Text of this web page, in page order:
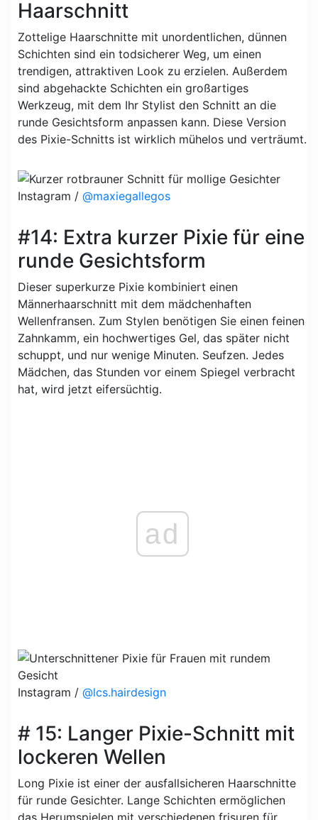
Haarschnitt
Zottelige Haarschnitte mit unordentlichen, dünnen
Schichten sind ein todsicherer Weg, um einen
trendigen, attraktiven Look zu erzielen. Außerdem
sind abgehackte Schichten ein großartiges
Werkzeug, mit dem Ihr Stylist den Schnitt an die
runde Gesichtsform anpassen kann. Diese Version
des Pixie-Schnitts ist wirklich mühelos und verträumt.
Instagram / @maxiegallegos
#14: Extra kurzer Pixie für eine
runde Gesichtsform
Dieser superkurze Pixie kombiniert einen
Männerhaarschnitt mit dem mädchenhaften
Wellenfransen. Zum Stylen benötigen Sie einen feinen
Zahnkamm, ein hochwertiges Gel, das später nicht
schuppt, und nur wenige Minuten. Seufzen. Jedes
Mädchen, das Stunden vor einem Spiegel verbracht
hat, wird jetzt eifersüchtig.
ad
Instagram / @lcs.hairdesign
# 15: Langer Pixie-Schnitt mit
lockeren Wellen
Long Pixie ist einer der ausfallsicheren Haarschnitte
für runde Gesichter. Lange Schichten ermöglichen
das Herumspielen mit verschiedenen frisuren für